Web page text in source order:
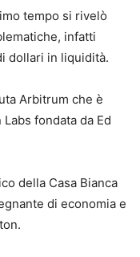
tempo si rivelò
infatti
dollari in liquidità.
Arbitrum che è
fondata da Ed
della Casa Bianca
di economia e